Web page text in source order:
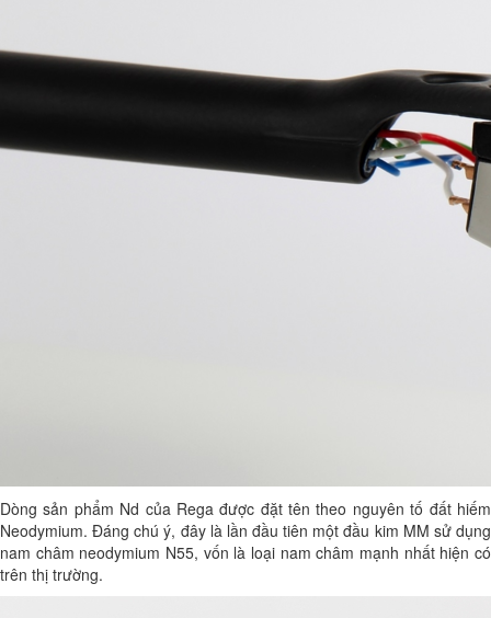
Dòng sản phẩm Nd của Rega được đặt tên theo nguyên tố đất hiếm
Neodymium. Đáng chú ý, đây là lần đầu tiên một đầu kim MM sử dụng
nam châm neodymium N55, vốn là loại nam châm mạnh nhất hiện có
trên thị trường.